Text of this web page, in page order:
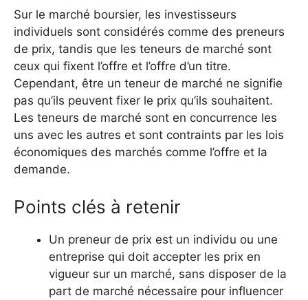
Sur le marché boursier, les investisseurs
individuels sont considérés comme des preneurs
de prix, tandis que les teneurs de marché sont
ceux qui fixent l’offre et l’offre d’un titre.
Cependant, être un teneur de marché ne signifie
pas qu’ils peuvent fixer le prix qu’ils souhaitent.
Les teneurs de marché sont en concurrence les
uns avec les autres et sont contraints par les lois
économiques des marchés comme l’offre et la
demande.
Points clés à retenir
Un preneur de prix est un individu ou une
entreprise qui doit accepter les prix en
vigueur sur un marché, sans disposer de la
part de marché nécessaire pour influencer